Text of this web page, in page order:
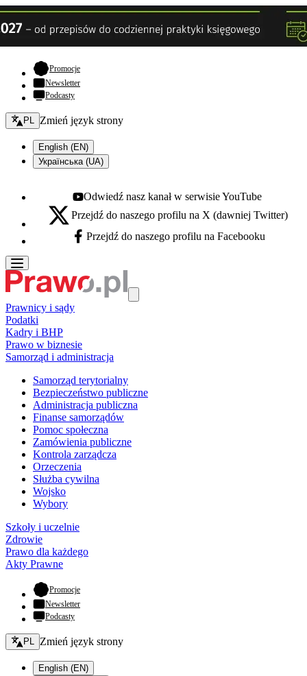
Promocje- otwiera się w nowej karcie
Newsletter
Podcasty
Zmień język - bieżący:
PL Zmień język strony
English (EN)
Українська (UA)
Youtube - otwiera się w nowej karcie
Odwiedź nasz kanał w serwisie YouTube
X - otwiera się w nowej karcie
Przejdź do naszego profilu na X (dawniej Twitter)
Facebook - otwiera się w nowej karcie
Przejdź do naszego profilu na Facebooku
Prawnicy i sądy
Podatki
Kadry i BHP
Prawo w biznesie
Samorząd i administracja
Samorząd terytorialny
Bezpieczeństwo publiczne
Administracja publiczna
Finanse samorządów
Pomoc społeczna
Zamówienia publiczne
Kontrola zarządcza
Orzeczenia
Służba cywilna
Wojsko
Wybory
Szkoły i uczelnie
Zdrowie
Prawo dla każdego
Akty Prawne
Promocje- otwiera się w nowej karcie
Newsletter
Podcasty
Zmień język - bieżący:
PL Zmień język strony
English (EN)